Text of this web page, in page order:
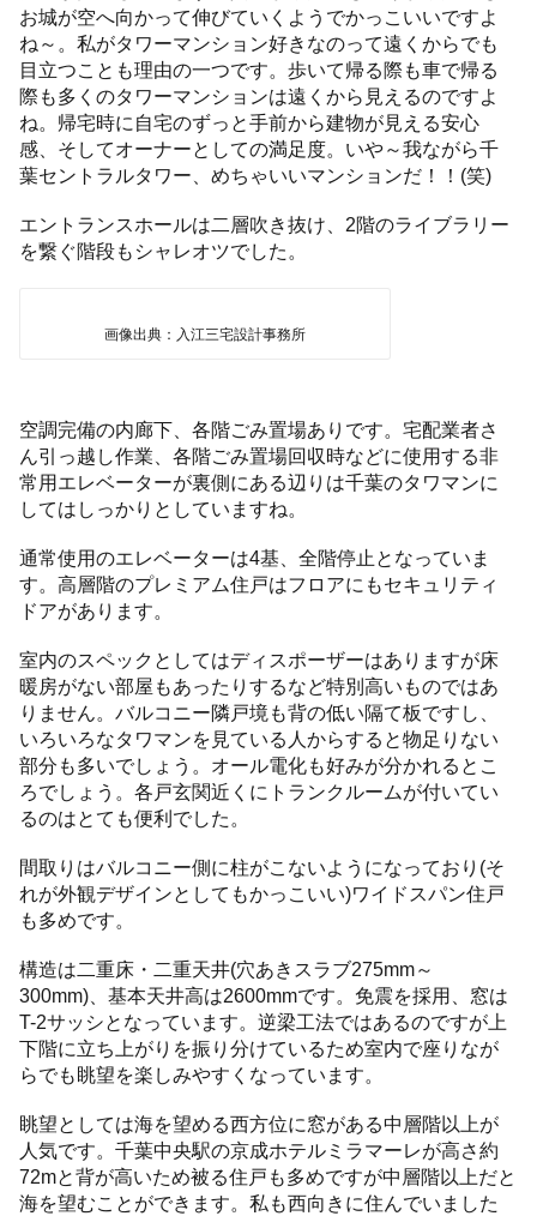
お城が空へ向かって伸びていくようでかっこいいですよ
ね～。私がタワーマンション好きなのって遠くからでも
目立つことも理由の一つです。歩いて帰る際も車で帰る
際も多くのタワーマンションは遠くから見えるのですよ
ね。帰宅時に自宅のずっと手前から建物が見える安心
感、そしてオーナーとしての満足度。いや～我ながら千
葉セントラルタワー、めちゃいいマンションだ！！(笑)
エントランスホールは二層吹き抜け、2階のライブラリー
を繋ぐ階段もシャレオツでした。
画像出典：入江三宅設計事務所
空調完備の内廊下、各階ごみ置場ありです。宅配業者さ
ん引っ越し作業、各階ごみ置場回収時などに使用する非
常用エレベーターが裏側にある辺りは千葉のタワマンに
してはしっかりとしていますね。
通常使用のエレベーターは4基、全階停止となっていま
す。高層階のプレミアム住戸はフロアにもセキュリティ
ドアがあります。
室内のスペックとしてはディスポーザーはありますが床
暖房がない部屋もあったりするなど特別高いものではあ
りません。バルコニー隣戸境も背の低い隔て板ですし、
いろいろなタワマンを見ている人からすると物足りない
部分も多いでしょう。オール電化も好みが分かれるとこ
ろでしょう。各戸玄関近くにトランクルームが付いてい
るのはとても便利でした。
間取りはバルコニー側に柱がこないようになっており(そ
れが外観デザインとしてもかっこいい)ワイドスパン住戸
も多めです。
構造は二重床・二重天井(穴あきスラブ275mm～
300mm)、基本天井高は2600mmです。免震を採用、窓は
T-2サッシとなっています。逆梁工法ではあるのですが上
下階に立ち上がりを振り分けているため室内で座りなが
らでも眺望を楽しみやすくなっています。
眺望としては海を望める西方位に窓がある中層階以上が
人気です。千葉中央駅の京成ホテルミラマーレが高さ約
72mと背が高いため被る住戸も多めですが中層階以上だと
海を望むことができます。私も西向きに住んでいました